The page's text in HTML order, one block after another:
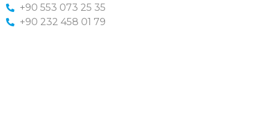
+90 553 073 25 35
+90 232 458 01 79